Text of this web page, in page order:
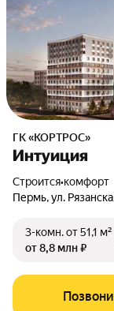
ГК «КОРТРОС»
Интуиция
Строится•комфорт
Пермь, ул.
3-комн.от 51,1 м²
от 8,8 млн ₽